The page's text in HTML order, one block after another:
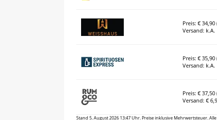
Preis: € 34,90
Versand: k.A.
Preis: € 35,90
Versand: k.A.
Preis: € 37,50
Versand: €
Stand 5. August 2026 13:47 Uhr. Preise inklusive Mehrwertsteuer.